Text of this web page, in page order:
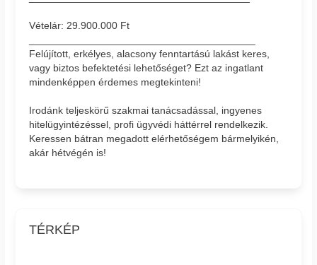
Vételár: 29.900.000 Ft
Felújított, erkélyes, alacsony fenntartású lakást keres,
vagy biztos befektetési lehetőséget? Ezt az ingatlant
mindenképpen érdemes megtekinteni!
Irodánk teljeskörű szakmai tanácsadással, ingyenes
hitelügyintézéssel, profi ügyvédi háttérrel rendelkezik.
Keressen bátran megadott elérhetőségem bármelyikén,
akár hétvégén is!
TÉRKÉP